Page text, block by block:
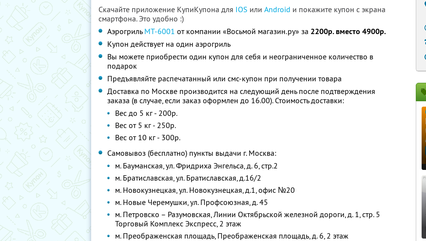
Скачайте приложение КупиКупона для IOS или Android и покажите купон с экрана
смартфона. Это удобно :)
Аэрогриль MT-6001 от компании «Восьмой магазин.ру» за 2200р. вместо 4900р.
Купон действует на один аэрогриль
Вы можете приобрести один купон для себя и неограниченное количество в
подарок
Предъявляйте распечатанный или смс-купон при получении товара
Доставка по Москве производится на следующий день после подтверждения
заказа (в случае, если заказ оформлен до 16.00). Стоимость доставки:
Вес до 5 кг - 200р.
Вес от 5 кг - 250р.
Вес от 10 кг - 300р.
Самовывоз (бесплатно) пункты выдачи г. Москва:
м. Бауманская, ул. Фридриха Энгельса, д. 6, стр.2
м. Братиславская, ул. Братиславская, д.16/2
м. Новокузнецкая, ул. Новокузнецкая, д.1, офис №20
м. Новые Черемушки, ул. Профсоюзная, д. 45
м. Петровско – Разумовская, Линии Октябрьской железной дороги, д. 1, стр. 5
Торговый Комплекс Экспресс, 2 этаж
м. Преображенская площадь, Преображенская площадь, д. 6, 2 этаж